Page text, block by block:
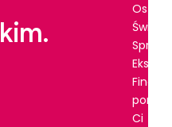
Ekspert
Ci